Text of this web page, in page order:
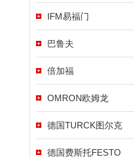
IFM易福门
巴鲁夫
倍加福
OMRON欧姆龙
德国TURCK图尔克
德国费斯托FESTO